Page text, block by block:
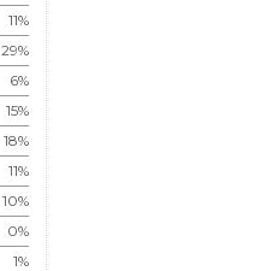
11%
29%
6%
15%
18%
11%
10%
0%
1%